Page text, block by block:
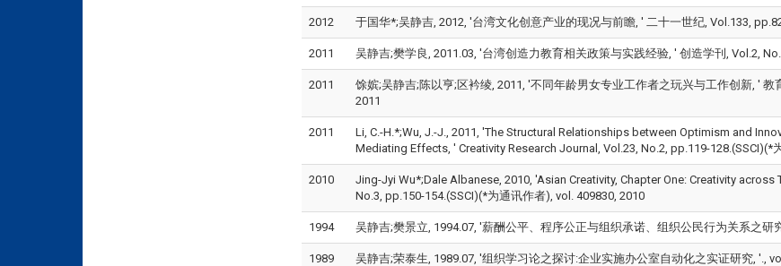
2012 于国华*;吴静吉, 2012, '台湾文化创意产业的现况与前瞻, ' 二十一世纪, Vol.133,
2011 吴静吉;樊学良, 2011.03, '台湾创造力教育相关政策与实践经验, ' 创造学刊, Vol.2,
2011
馀嫔;吴静吉;陈以亨;区衿绫, 2011, '不同年龄男女专业工作者之玩兴与工作创新, ' 教
2011
2011
Li, C.-H.*;Wu, J.-J., 2011, 'The Structural Relationships between Optimism and
Mediating Effects, ' Creativity Research Journal, Vol.23, No.2, pp.119-128.(SSCI)(*
2010
Jing-Jyi Wu*;Dale Albanese, 2010, 'Asian Creativity, Chapter One: Creativity
No.3, pp.150-154.(SSCI)(*为通讯作者), vol. 409830, 2010
1994 吴静吉;樊景立, 1994.07, '薪酬公平、程序公正与组织承诺、组织公民行为关系之研
1989 吴静吉;荣泰生, 1989.07, '组织学习论之探讨:企业实施办公室自动化之实证研究, '.,